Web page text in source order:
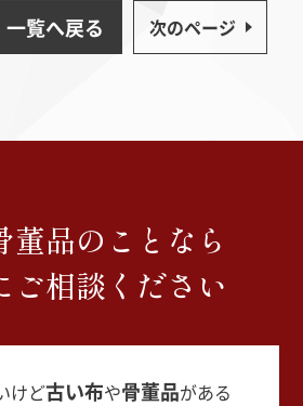
一覧へ戻る 次のページ
董品のことなら
ご相談ください
けど古い布や骨董品がある